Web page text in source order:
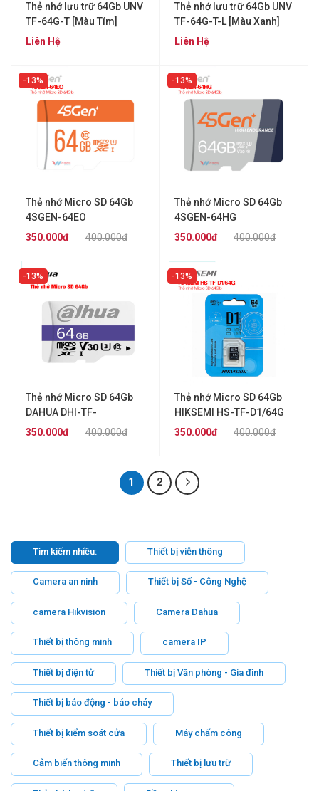
Thẻ nhớ lưu trữ 64Gb UNV
TF-64G-T [Màu Tím]
Liên Hệ
Thẻ nhớ lưu trữ 64Gb UNV
TF-64G-T-L [Màu Xanh]
Liên Hệ
13%
Thẻ nhớ Micro SD 64Gb
4SGEN-64EO
400.000đ
350.000đ
13%
Thẻ nhớ Micro SD 64Gb
4SGEN-64HG
400.000đ
350.000đ
13%
Thẻ nhớ Micro SD 64Gb
DAHUA DHI-TF-
C100/64GB
400.000đ
350.000đ
13%
Thẻ nhớ Micro SD 64Gb
HIKSEMI HS-TF-D1/64G
400.000đ
350.000đ
1 2
Tìm kiếm nhiều: Thiết bị viễn thông
Camera an ninh Thiết bị Số - Công Nghệ
camera Hikvision Camera Dahua
Thiết bị thông minh camera IP
Thiết bị điện tử Thiết bị Văn phòng - Gia đình
Thiết bị báo động - báo cháy
Thiết bị kiểm soát cửa Máy chấm công
Cảm biến thông minh Thiết bị lưu trữ